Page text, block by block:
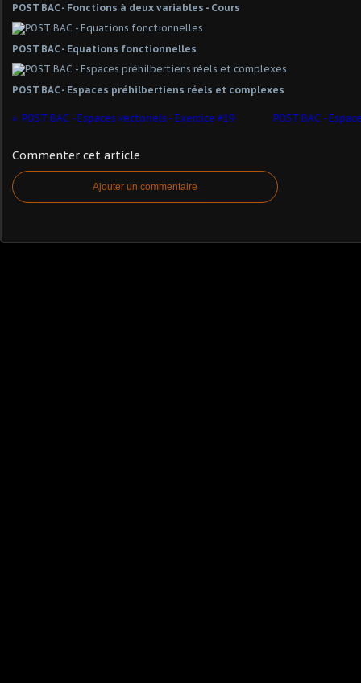
POST BAC - Fonctions à deux variables - Cours
POST BAC - Equations fonctionnelles
POST BAC - Espaces préhilbertiens réels et complexes
POST BAC - Espaces vectoriels - Exercice #19 POST BAC -
Commenter cet article
Ajouter un commentaire